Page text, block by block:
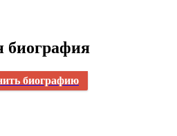
биография
биографию